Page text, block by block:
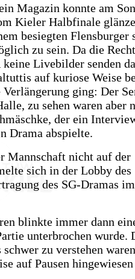
Magazin konnte am
Kieler Halbfinale
besiegten Flensburger
zu sein. Da die
Livebilder senden
auf kuriose Weise
ging: Der
zu sehen waren aber
der ein
Drama abspielte.
Mannschaft nicht auf der
sich in der Lobby des
des SG-Dramas
blinkte immer dann
unterbrochen wurde.
zu verstehen
auf Pausen